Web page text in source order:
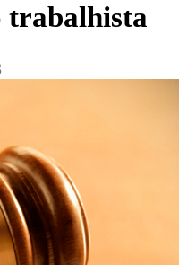
trabalhista